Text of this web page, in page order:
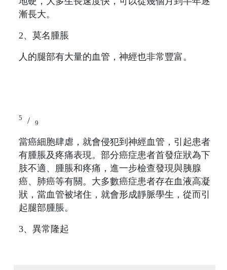
漸長大。
2、莫名腫脹
人的腿部有大量的血管，神經也非常豐富。
5 / 9
當癌細胞肆虐，就會侵犯到神經血管，引起患者
有腫脹及疼痛表現。部分癌症患者首發症狀為下
肢不適、腫脹和疼痛，進一步檢查發現與胰腺
癌、肺癌等有關。大多數癌症患者存在血液高凝
狀，當血管被堵住，就會形成靜脈學生，從而引
起腿部腫脹。
3、異常隆起